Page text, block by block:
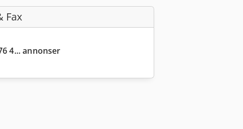
Fax
4... annonser